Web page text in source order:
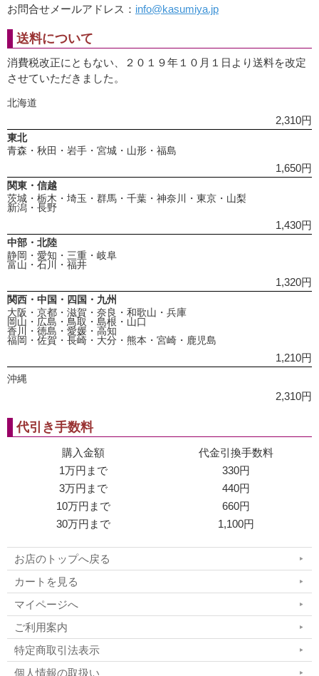
お問合せメールアドレス： info@kasumiya.jp
送料について
消費税改正にともない、２０１９年１０月１日より送料を改定
させていただきました。
北海道
2,310円
東北
青森・秋田・岩手・宮城・山形・福島
1,650円
関東・信越
茨城・栃木・埼玉・群馬・千葉・神奈川・東京・山梨
新潟・長野
1,430円
中部・北陸
静岡・愛知・三重・岐阜
富山・石川・福井
1,320円
関西・中国・四国・九州
大阪・京都・滋賀・奈良・和歌山・兵庫
岡山・広島・鳥取・島根・山口
香川・徳島・愛媛・高知
福岡・佐賀・長崎・大分・熊本・宮崎・鹿児島
1,210円
沖縄
2,310円
代引き手数料
購入金額
代金引換手数料
1万円まで
330円
3万円まで
440円
10万円まで
660円
30万円まで
1,100円
お店のトップへ戻る
カートを見る
マイページへ
ご利用案内
特定商取引法表示
個人情報の取扱い